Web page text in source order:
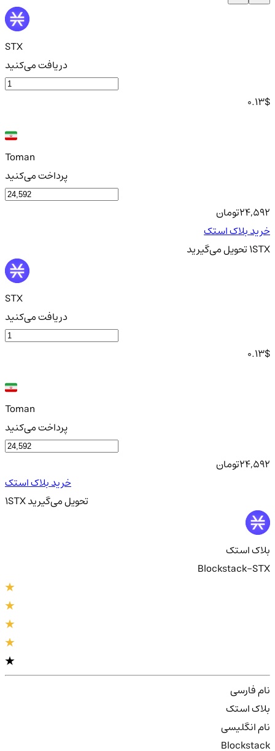
STX
دریافت می‌کنید
0.13$
Toman
پرداخت می‌کنید
24,592تومان
خرید بلاک استک
1STXتحویلمی‌گیرید
STX
دریافت می‌کنید
0.13$
Toman
پرداخت می‌کنید
24,592تومان
خرید بلاک استک
1STX تحویلمی‌گیرید
بلاک استک
Blockstack-STX
نام فارسی
بلاک استک
نام انگلیسی
Blockstack